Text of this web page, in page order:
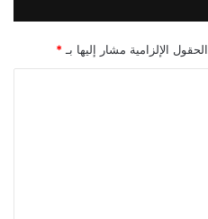
الحقول الإلزامية مشار إليها بـ *